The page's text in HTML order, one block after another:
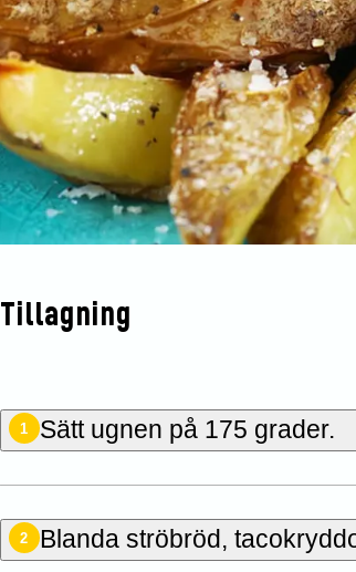
Tillagning
1 Sätt ugnen på 175 grader.
2 Blanda ströbröd,